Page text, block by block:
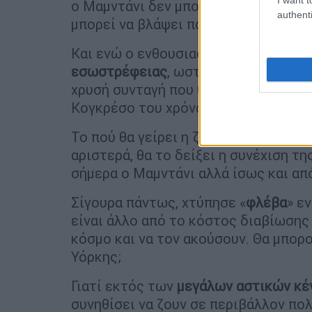
ο Μαμντάνι δεν μπορούν να
μπορεί να βλάψει πολύ
Και ενώ ο ενθουσιασμός για το
εσωστρέφειας, ωστόσο, φαίνεται
χρυσή συνταγή που θα τους
Κογκρέσο του χρόνου ή ακόμη
Το πού θα γείρει η ζυγαριά και αν
αριστερά, θα το δείξει η συνέχιση
σήμερα ο Μαμντάνι αλλά ίσως και
Σίγουρα πάντως, χτύπησε «φλέβα»
είναι άλλο από το κόστος διαβίωσης
κόσμο και να τον ακούσουν. Θα
Υόρκης;
Γιατί εκτός των μεγάλων αστικών
συνηθίσει να ζουν σε περιβάλλον